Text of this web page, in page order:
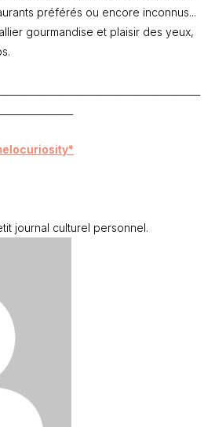
préférés ou encore inconnus...
gourmandise et plaisir des yeux,
journal culturel personnel.